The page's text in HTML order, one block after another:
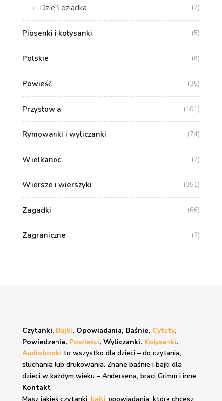
Dzień dziadka (7)
Piosenki i kołysanki (5)
Polskie (8)
Powieść (35)
Przysłowia (101)
Rymowanki i wyliczanki (74)
Wielkanoc (7)
Wiersze i wierszyki (351)
Zagadki (66)
Zagraniczne (2)
Czytanki, Bajki, Opowiadania, Baśnie, Cytaty,
Powiedzenia, Powieści, Wyliczanki, Kołysanki,
Audiobooki to wszystko dla dzieci – do czytania,
słuchania lub drukowania. Znane baśnie i bajkidla
dzieci w każdym wieku – Andersena, braci Grimm i inne.
Kontakt
Masz jakieś czytanki, bajki, opowiadania, które chcesz